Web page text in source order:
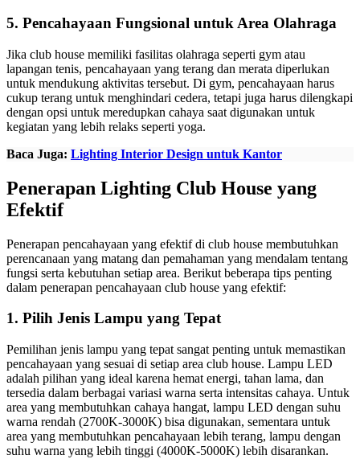
5. Pencahayaan Fungsional untuk Area Olahraga
Jika club house memiliki fasilitas olahraga seperti gym atau
lapangan tenis, pencahayaan yang terang dan merata diperlukan
untuk mendukung aktivitas tersebut. Di gym, pencahayaan harus
cukup terang untuk menghindari cedera, tetapi juga harus dilengkapi
dengan opsi untuk meredupkan cahaya saat digunakan untuk
kegiatan yang lebih relaks seperti yoga.
Baca Juga: Lighting Interior Design untuk Kantor
Penerapan Lighting Club House yang
Efektif
Penerapan pencahayaan yang efektif di club house membutuhkan
perencanaan yang matang dan pemahaman yang mendalam tentang
fungsi serta kebutuhan setiap area. Berikut beberapa tips penting
dalam penerapan pencahayaan club house yang efektif:
1. Pilih Jenis Lampu yang Tepat
Pemilihan jenis lampu yang tepat sangat penting untuk memastikan
pencahayaan yang sesuai di setiap area club house. Lampu LED
adalah pilihan yang ideal karena hemat energi, tahan lama, dan
tersedia dalam berbagai variasi warna serta intensitas cahaya. Untuk
area yang membutuhkan cahaya hangat, lampu LED dengan suhu
warna rendah (2700K-3000K) bisa digunakan, sementara untuk
area yang membutuhkan pencahayaan lebih terang, lampu dengan
suhu warna yang lebih tinggi (4000K-5000K) lebih disarankan.